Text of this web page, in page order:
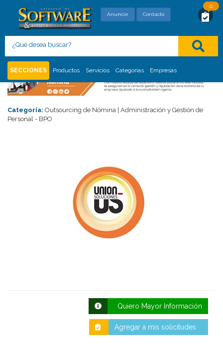
Con este formato usted está solicitando,
directamente al proveedor, mayor información
Anuncie Contacto
0
SECCIONES Productos Servicios Categorias Empresas
Categoría: Outsourcing de Nómina | Administración y Gestión de
Personal - BPO
Quiero Mayor Información
Agregar a mis solicitudes